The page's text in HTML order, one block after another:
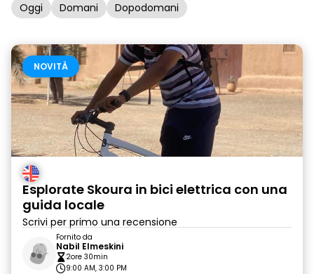
Oggi Domani Dopodomani
NOVITÀ
Esplorate Skoura in bici elettrica con una
guida locale
Scrivi per primo una recensione
Fornito da
Nabil Elmeskini
2ore 30min
9:00 AM, 3:00 PM